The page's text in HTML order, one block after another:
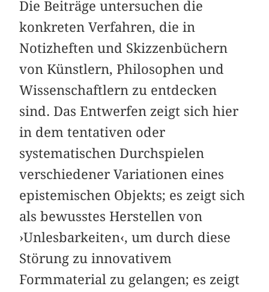
Die Beiträge untersuchen die
konkreten Verfahren, die in
Notizheften und Skizzenbüchern
von Künstlern, Philosophen und
Wissenschaftlern zu entdecken
sind. Das Entwerfen zeigt sich hier
in dem tentativen oder
systematischen Durchspielen
verschiedener Variationen eines
epistemischen Objekts; es zeigt sich
als bewusstes Herstellen von
›Unlesbarkeiten‹, um durch diese
Störung zu innovativem
Formmaterial zu gelangen; es zeigt